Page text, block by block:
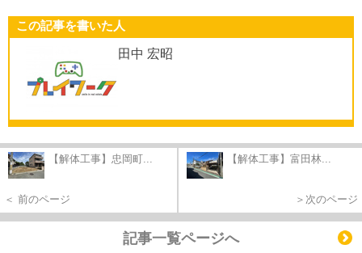
この記事を書いた人
田中 宏昭
【解体工事】忠岡町...
＜ 前のページ
【解体工事】富田林...
＞次のページ
記事一覧ページへ